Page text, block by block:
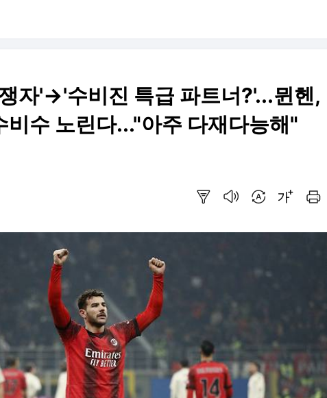
자'→'수비진 특급 파트너?'...뮌헨,
비수 노린다..."아주 다재다능해"